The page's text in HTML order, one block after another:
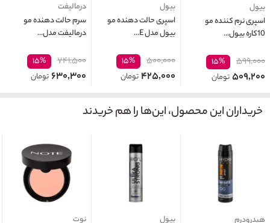
بیول
اسپری نرم کننده مو
10کاره بیول...
۵۹۹,۰۰۰ ۱۵%
۵۰۹,۲۰۰تومان
بیول
اسپری حالت دهنده مو
بیول مدل E...
۵۰۰,۰۰۰ ۱۵%
۴۲۵,۰۰۰تومان
درمالیفت
سرم حالت دهنده مو
درمالیفت مدل...
۷۴۱,۵۰۰ ۱۵%
۶۳۰,۳۰۰تومان
خریداران این محصول، این‌ها را هم خریدند
هیدرودرم
بیول
نوت